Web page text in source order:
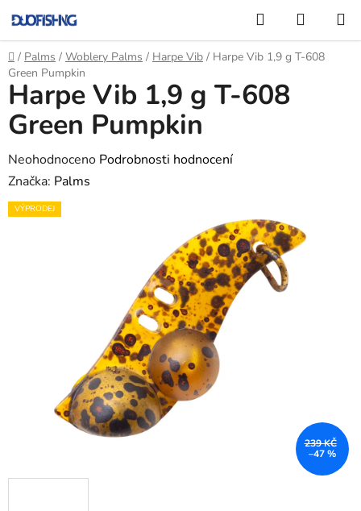
na
obsah
Hledat
KOŠÍK
Domů
/ Palms / Woblery Palms / Harpe Vib / Harpe Vib 1,9 g T-608
Green Pumpkin
Harpe Vib 1,9 g T-608
Green Pumpkin
Průměrné
hodnocení
produktu
Neohodnoceno Podrobnosti hodnocení
Značka: Palms
VÝPRODEJ
239 KČ
–47 %